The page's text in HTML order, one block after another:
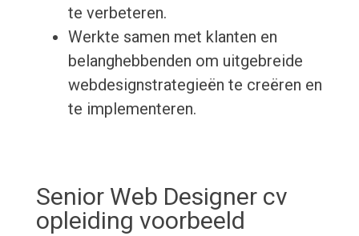
te verbeteren.
Werkte samen met klanten en
belanghebbenden om uitgebreide
webdesignstrategieën te creëren en
te implementeren.
Senior Web Designer cv
opleiding voorbeeld